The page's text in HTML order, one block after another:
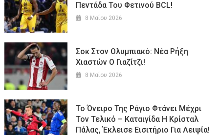
Πεντάδα Του Φετινού BCL!
8 Μαΐου 2026
Σοκ Στον Ολυμπιακό: Νέα Ρήξη
Χιαστών Ο Γιαζίτζι!
8 Μαΐου 2026
Το Όνειρο Της Ράγιο Φτάνει Μέχρι
Τον Τελικό – Καταιγίδα Η Κρίσταλ
Πάλας, Έκλεισε Εισιτήριο Για Λειψία!